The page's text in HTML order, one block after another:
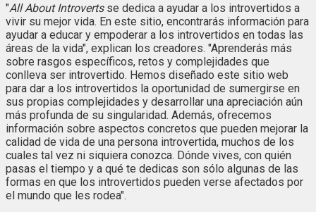
"All About Introvertsse dedica a ayudar a los introvertidos a
vivir su mejor vida. En este sitio, encontrarás información para
ayudar a educar y empoderar a los introvertidos en todas las
áreas de la vida", explican los creadores. "Aprenderás más
sobre rasgos específicos, retos y complejidades que
conlleva ser introvertido. Hemos diseñado este sitio web
para dar a los introvertidos la oportunidad de sumergirse en
sus propias complejidades y desarrollar una apreciación aún
más profunda de su singularidad. Además, ofrecemos
información sobre aspectos concretos que pueden mejorar la
calidad de vida de una persona introvertida, muchos de los
cuales tal vez ni siquiera conozca. Dónde vives, con quién
pasas el tiempo y a qué te dedicas son sólo algunas de las
formas en que los introvertidos pueden verse afectados por
el mundo que les rodea".